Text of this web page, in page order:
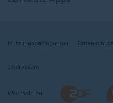
Nutzungsbedingungen Datenschutz
Impressum
Wechseln zu: